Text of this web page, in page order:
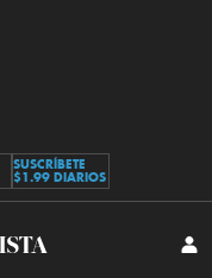
SUSCRÍBETE
$1.99 DIARIOS